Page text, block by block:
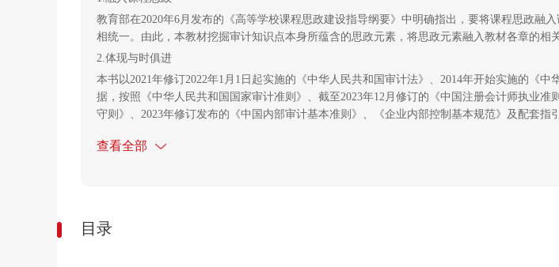
教育部在2020年6月发布的《高等学校课程思政建设指导纲要》中明确指出，要将课程思政融
相统一。由此，本教材挖掘审计知识点本身所蕴含的思政元素，将思政元素融入教材各章的相
2.体现与时俱进
本书以2021年修订2022年1月1日起实施的《中华人民共和国审计法》、2014年开始实施的《
据，按照《中华人民共和国国家审计准则》、截至2023年12月修订的《中国注册会计师执业
守则》、2023年修订发布的《中国内部审计基本准则》、《企业内部控制基本规范》及配套
3.丰富教学资源
查看全部
目录